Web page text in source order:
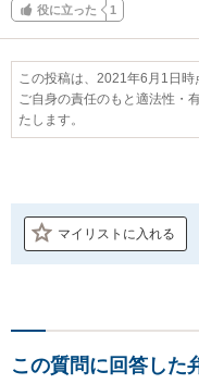
役に立った 1
この投稿は、2021年6月1日時
ご自身の責任のもと適法性・
たします。
マイリストに入れる
この質問に回答した